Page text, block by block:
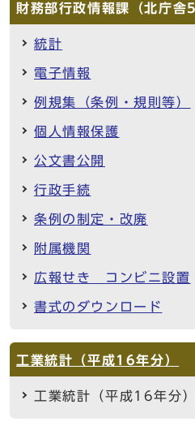
財務部行政情報課（北庁舎5
統計
電子情報
例規集（条例・規則等）
個人情報保護
公文書公開
行政手続
条例の制定・改廃
附属機関
広報せき コンビニ設置
書式のダウンロード
工業統計（平成16年分）
工業統計（平成16年分